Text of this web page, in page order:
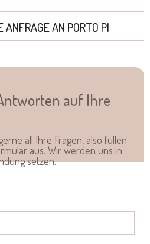
ANFRAGE AN PORTO PI
auf Ihre
all Ihre Fragen, also füllen
aus. Wir werden uns in
setzen.